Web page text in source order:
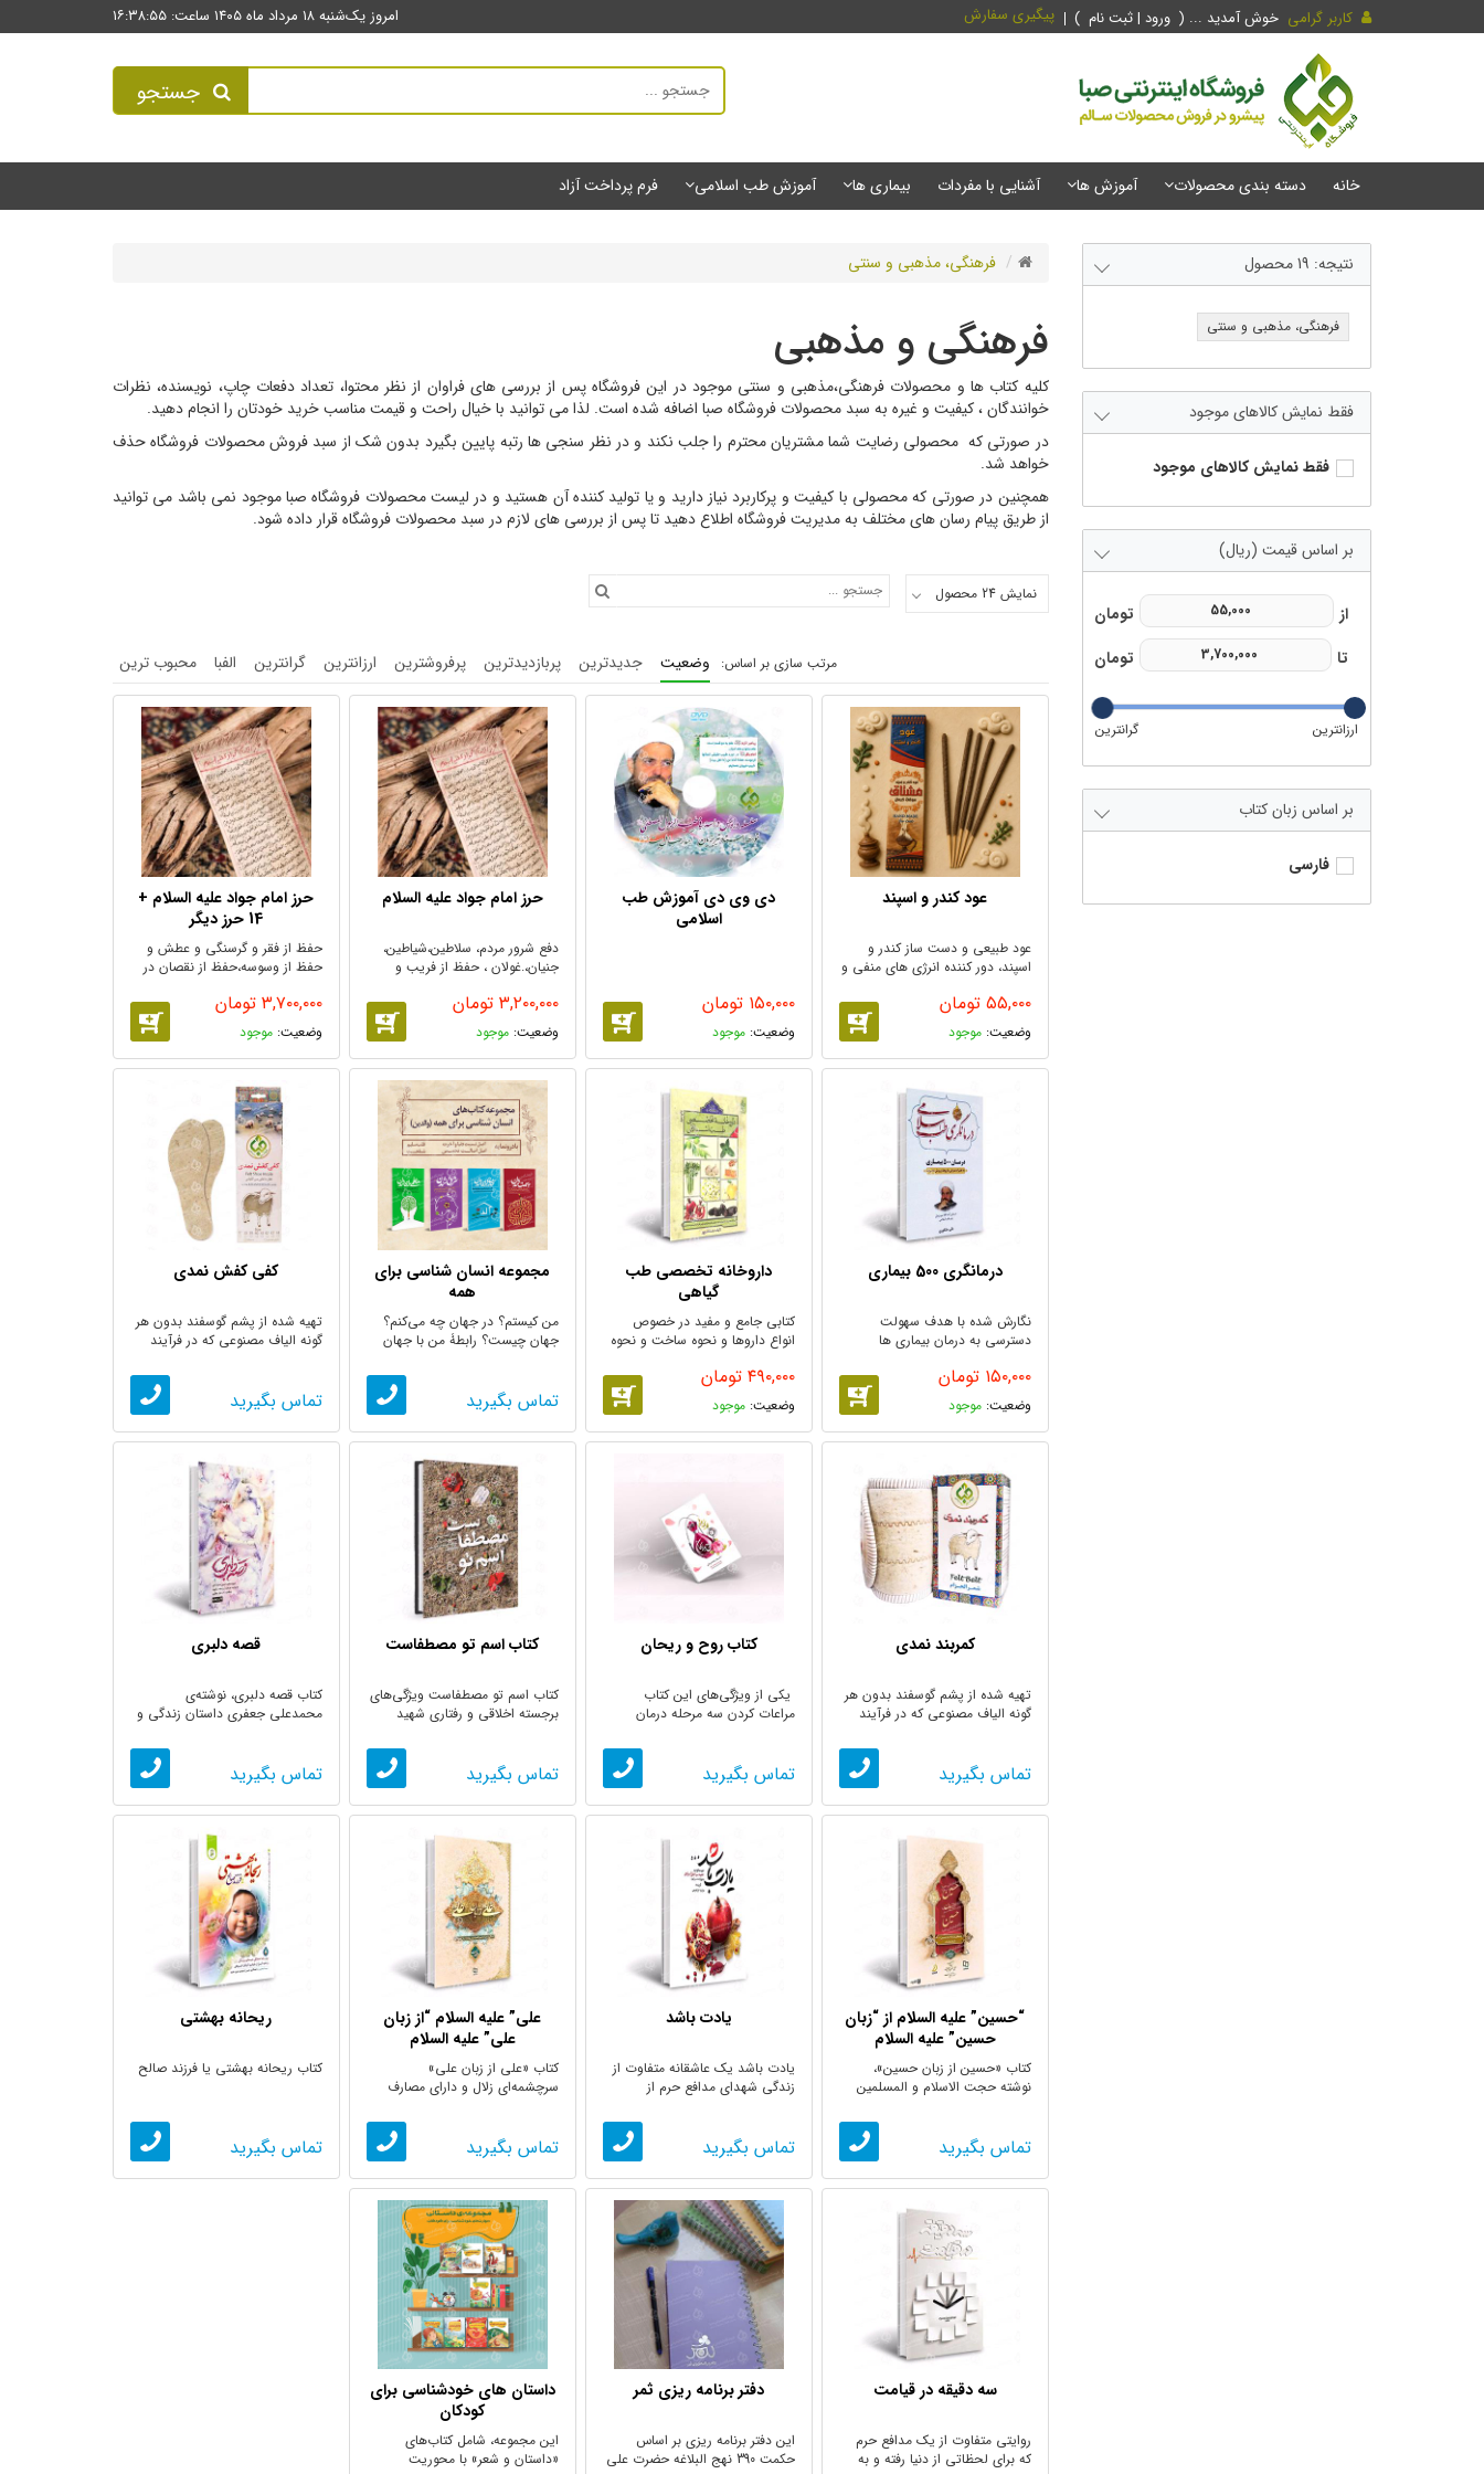
کاربر گرامی خوش آمدید ... ( ورود | ثبت نام ) پیگیری سفارش امروز یک‌شنبه ۱۸ مرداد ماه ۱۴۰۵ ساعت: ۱۶:۳۸:۵۵
جستجو
خانه دسته بندی محصولات آموزش ها آشنایی با مفردات بیماری ها آموزش طب اسلامی فرم پرداخت آزاد
فرهنگی، مذهبی و سنتی
فرهنگی و مذهبی
کلیه کتاب ها و محصولات فرهنگی،مذهبی و سنتی موجود در این فروشگاه پس از بررسی های فراوان از نظر محتوا، تعداد دفعات چاپ، نویسنده، نظرات
خوانندگان ، کیفیت و غیره به سبد محصولات فروشگاه صبا اضافه شده است. لذا می توانید با خیال راحت و قیمت مناسب خرید خودتان را انجام دهید.
در صورتی که محصولی رضایت شما مشتریان محترم را جلب نکند و در نظر سنجی ها رتبه پایین بگیرد بدون شک از سبد فروش محصولات فروشگاه حذف
خواهد شد.
همچنین در صورتی که محصولی با کیفیت و پرکاربرد نیاز دارید و یا تولید کننده آن هستید و در لیست محصولات فروشگاه صبا موجود نمی باشد می توانید
از طریق پیام رسان های مختلف به مدیریت فروشگاه اطلاع دهید تا پس از بررسی های لازم در سبد محصولات فروشگاه قرار داده شود.
نمایش 24 محصول
وضعیت جدیدترین پربازدیدترین پرفروشترین ارزانترین گرانترین الفبا محبوب ترین
عود کندر و اسپند
عود طبیعی و دست ساز کندر و
اسپند، دور کننده انرژی های منفی و
۵۵,۰۰۰ تومان
موجود
دی وی دی آموزش طب
اسلامی
۱۵۰,۰۰۰ تومان
موجود
حرز امام جواد علیه السلام
دفع شرور مردم، سلاطین،شیاطین،
جنیان،.غولان ، حفظ از فریب و
۳,۲۰۰,۰۰۰ تومان
موجود
حرز امام جواد علیه السلام +
14 حرز دیگر
حفظ از فقر و گرسنگی و عطش و
حفظ از وسوسه،حفظ از نقصان در
۳,۷۰۰,۰۰۰ تومان
موجود
درمانگری 500 بیماری
نگارش شده با هدف سهولت
دسترسی به درمان بیماری ها
۱۵۰,۰۰۰ تومان
موجود
داروخانه تخصصی طب
گیاهی
کتابی جامع و مفید در خصوص
انواع داروها و نحوه ساخت و نحوه
۴۹۰,۰۰۰ تومان
موجود
مجموعه انسان شناسی برای
همه
من کیستم؟ در جهان چه می‌کنم؟
جهان چیست؟ رابطۀ من با جهان
تماس بگیرید
کفی کفش نمدی
تهیه شده از پشم گوسفند بدون هر
گونه الیاف مصنوعی که در فرآیند
تماس بگیرید
کمربند نمدی
تهیه شده از پشم گوسفند بدون هر
گونه الیاف مصنوعی که در فرآیند
تماس بگیرید
کتاب روح و ریحان
یکی از ویژگی‌های این کتاب
مراعات کردن سه مرحله درمان
تماس بگیرید
کتاب اسم تو مصطفاست
کتاب اسم تو مصطفاست ویژگی‌های
برجسته اخلاقی و رفتاری شهید
تماس بگیرید
قصه دلبری
کتاب قصه دلبری، نوشته‌ی
محمدعلی جعفری داستان زندگی و
تماس بگیرید
“حسین” علیه السلام از “زبان
حسین” علیه السلام
کتاب «حسین از زبان حسین»،
نوشته حجت الاسلام و المسلمین
تماس بگیرید
یادت باشد
یادت باشد یک عاشقانه متفاوت از
زندگی شهدای مدافع حرم از
تماس بگیرید
علی” علیه السلام “از زبان
علی” علیه السلام
کتاب «علی از زبان علی»
سرچشمه‌ای زلال و دارای مصارف
تماس بگیرید
ریحانه بهشتی
کتاب ریحانه بهشتی یا فرزند صالح
تماس بگیرید
سه دقیقه در قیامت
روایتی متفاوت از یک مدافع حرم
که برای لحظاتی از دنیا رفته و به
دفتر برنامه ریزی ثمر
این دفتر برنامه ریزی بر اساس
حکمت 390 نهج البلاغه حضرت علی
داستان های خودشناسی برای
کودکان
این مجموعه، شامل کتاب‌های
«داستان و شعر» با محوریت
نتیجه: 19محصول
فرهنگی، مذهبی و سنتی
فقط نمایش کالاهای موجود
فقط نمایش کالاهای موجود
بر اساس قیمت (ریال)
زبان کتاب
فارسی